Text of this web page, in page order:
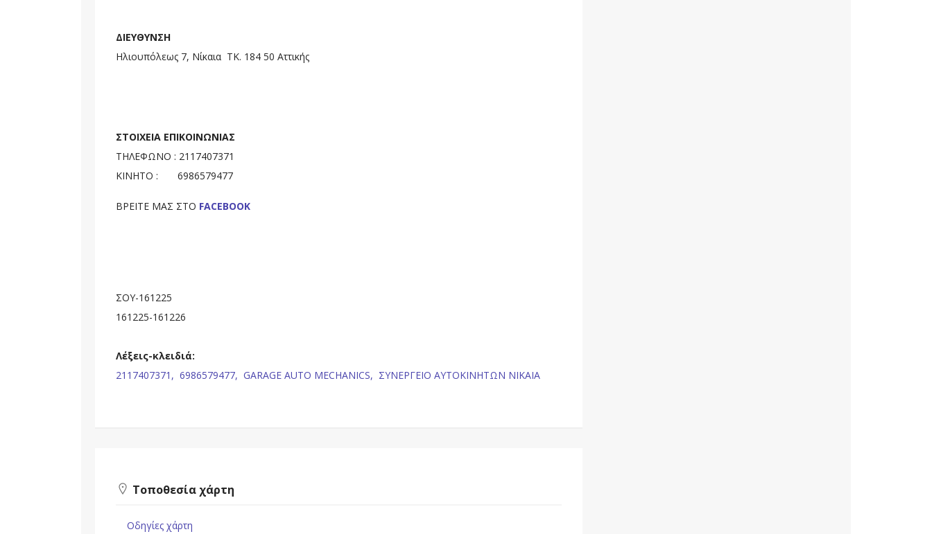
ΔΙΕΥΘΥΝΣΗ
Ηλιουπόλεως 7, Νίκαια ΤΚ. 184 50 Αττικής
ΣΤΟΙΧΕΙΑ ΕΠΙΚΟΙΝΩΝΙΑΣ
ΤΗΛΕΦΩΝΟ : 2117407371
ΚΙΝΗΤΟ : 6986579477
ΒΡΕΙΤΕ ΜΑΣ ΣΤΟ FACEBOOK
ΣΟΥ-161225
161225-161226
Λέξεις-κλειδιά:
2117407371, 6986579477, GARAGE AUTO MECHANICS, ΣΥΝΕΡΓΕΙΟ ΑΥΤΟΚΙΝΗΤΩΝ ΝΙΚΑΙΑ
Τοποθεσία χάρτη
Οδηγίες χάρτη